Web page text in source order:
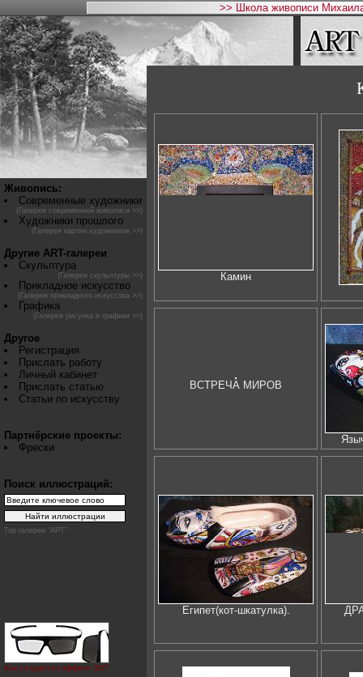
>> Школа живописи
Живопись:
Современные художники
(Галерея современной живописи >>)
Художники прошлого
(Галерея картин художников >>)
Другие ART-галереи
Скульптура
(Галерея скульптуры >>)
Прикладное искусство
(Галерея прикладного искусства >>)
Графика
(Галерея рисунка и графики >>)
Другое
Регистрация
Прислать работу
Личный кабинет
Прислать статью
Статьи по искусству
Партнёрские проекты:
Фрески
Поиск иллюстраций:
Top галереи "АРТ"
Как создаётся эффект 3D?
Камин
ВСТРЕЧА МИРОВ
Египет(кот-шкатулка).